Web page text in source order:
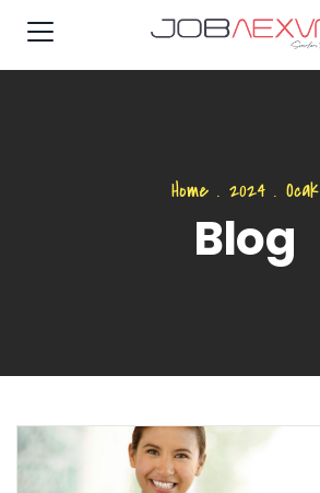
Home. 2024. Ocak
Blog